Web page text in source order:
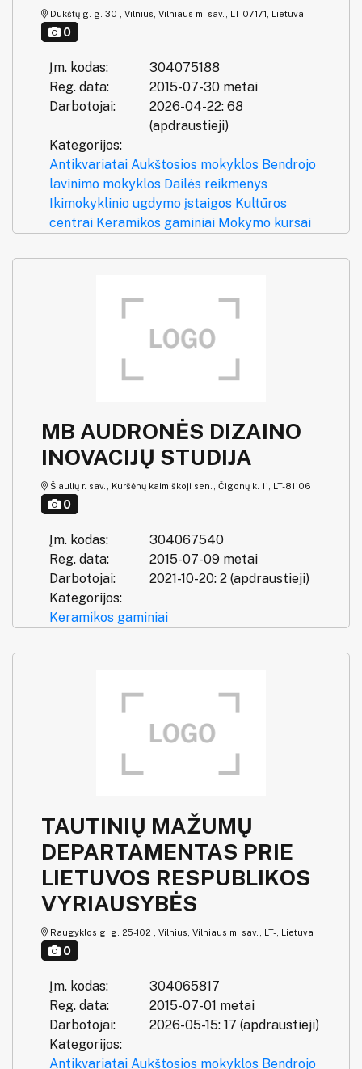
Dūkštų g. g. 30 , Vilnius, Vilniaus m. sav., LT-07171, Lietuva
0
Įm. kodas:
304075188
Reg. data:
2015-07-30 metai
Darbotojai:
2026-04-22: 68
(apdraustieji)
Kategorijos:
Antikvariatai Aukštosios mokyklos Bendrojo
lavinimo mokyklos Dailės reikmenys
Ikimokyklinio ugdymo įstaigos Kultūros
centrai Keramikos gaminiai Mokymo kursai
MB AUDRONĖS DIZAINO
INOVACIJŲ STUDIJA
Šiaulių r. sav., Kuršėnų kaimiškoji sen., Čigonų k. 11, LT-81106
0
Įm. kodas:
304067540
Reg. data:
2015-07-09 metai
Darbotojai:
2021-10-20: 2 (apdraustieji)
Kategorijos:
Keramikos gaminiai
TAUTINIŲ MAŽUMŲ
DEPARTAMENTAS PRIE
LIETUVOS RESPUBLIKOS
VYRIAUSYBĖS
Raugyklos g. g. 25-102 , Vilnius, Vilniaus m. sav., LT-, Lietuva
0
Įm. kodas:
304065817
Reg. data:
2015-07-01 metai
Darbotojai:
2026-05-15: 17 (apdraustieji)
Kategorijos:
Antikvariatai Aukštosios mokyklos Bendrojo